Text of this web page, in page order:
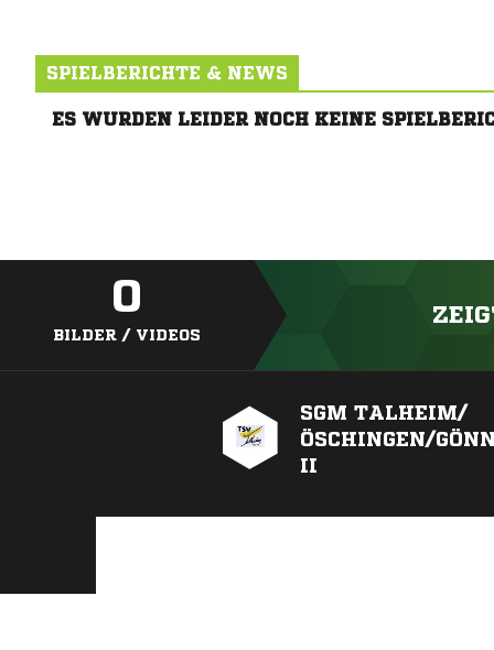
SPIELBERICHTE & NEWS
ES WURDEN LEIDER NOCH KEINE
0
BILDER / VIDEOS
SGM TALHEIM/
ÖSCHINGEN/
II